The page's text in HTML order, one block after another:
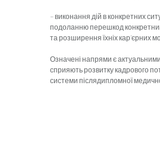
– виконання дій в конкретних
подо­ланню перешкод
та розширення їхніх кар’єрних
Означені напрями є актуальними
сприяють розвитку кадрового
системи післядипломної